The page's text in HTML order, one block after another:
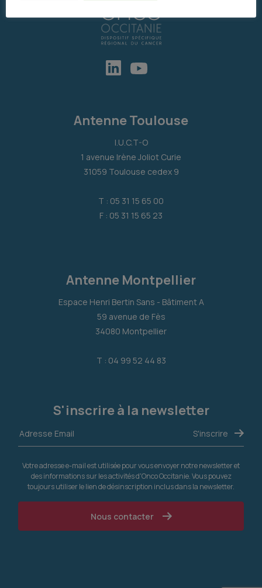
Antenne Toulouse
I.U.C.T-O
1 avenue Irène Joliot Curie
31059 Toulouse cedex 9
T : 05 31 15 65 00
F : 05 31 15 65 23
Antenne Montpellier
Espace Henri Bertin Sans - Bâtiment A
59 avenue de Fès
34080 Montpellier
T : 04 99 52 44 83
S'inscrire à la newsletter
Votre adresse e-mail est utilisée pour vous envoyer notre newsletter et
des informations sur les activités d'Onco Occitanie. Vous pouvez
toujours utiliser le lien de désinscription inclus dans la newsletter.
Nous contacter